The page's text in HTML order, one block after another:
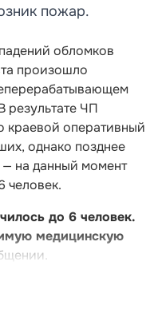
пожар.
обломков
произошло
результате ЧП
краевой оперативный
однако позднее
на данный момент
человек.
до 6 человек.
медицинскую